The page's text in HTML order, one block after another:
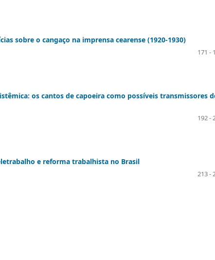
sobre o cangaço na imprensa cearense (1920-1930)
171 -
os cantos de capoeira como possíveis transmissores
192 -
e reforma trabalhista no Brasil
213 -